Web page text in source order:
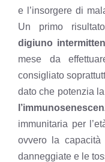
e l’insorgere di
Un primo
digiuno
mese da
consigliato
dato che potenzia
immunitaria per
ovvero la
danneggiate e le